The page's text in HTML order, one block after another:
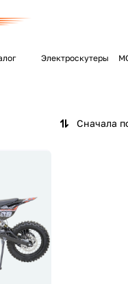
Электроскутеры
Сначала